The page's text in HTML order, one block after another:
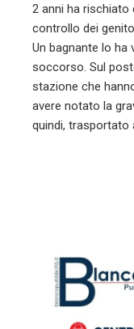
2 anni ha rischiato
controllo dei
Un bagnante lo ha
soccorso. Sul
stazione che
avere notato la
quindi, trasportato